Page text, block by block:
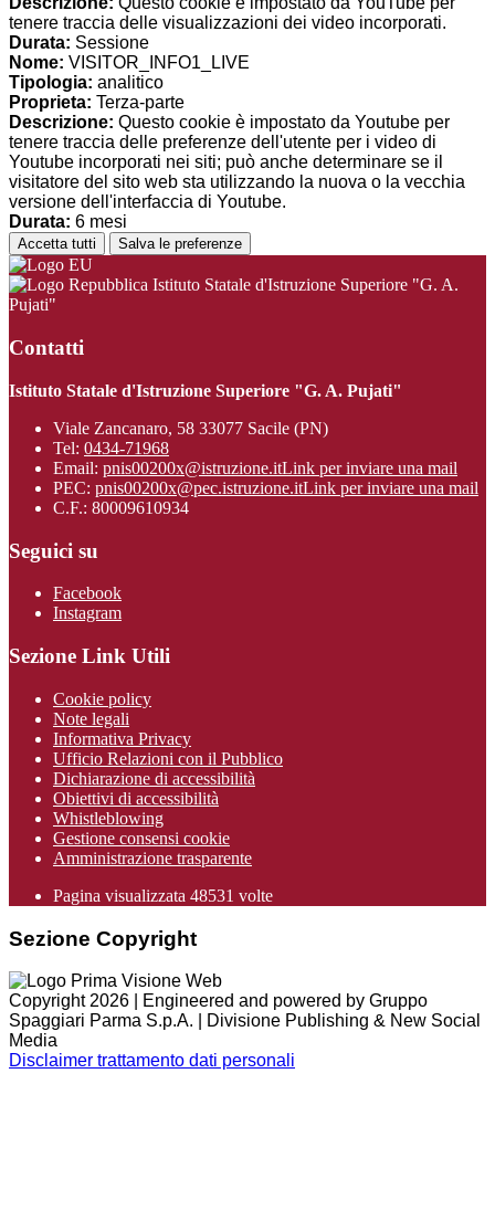
tenere traccia delle visualizzazioni dei video incorporati.
Durata: Sessione
Nome: VISITOR_INFO1_LIVE
Tipologia: analitico
Proprieta: Terza-parte
Descrizione: Questo cookie è impostato da Youtube per
tenere traccia delle preferenze dell'utente per i video di
Youtube incorporati nei siti; può anche determinare se il
visitatore del sito web sta utilizzando la nuova o la vecchia
versione dell'interfaccia di Youtube.
Durata: 6 mesi
Accetta tutti Salva le preferenze
Istituto Statale d'Istruzione Superiore "G. A.
Pujati"
Contatti
Istituto Statale d'Istruzione Superiore "G. A. Pujati"
Viale Zancanaro, 58 33077 Sacile (PN)
Tel: 0434-71968
Email: pnis00200x@istruzione.itLink per inviare una mail
PEC: pnis00200x@pec.istruzione.itLink per inviare una mail
C.F.: 80009610934
Seguici su
Facebook
Instagram
Sezione Link Utili
Cookie policy
Note legali
Informativa Privacy
Ufficio Relazioni con il Pubblico
Dichiarazione di accessibilità
Obiettivi di accessibilità
Whistleblowing
Gestione consensi cookie
Amministrazione trasparente
Pagina visualizzata 48531 volte
Sezione Copyright
Copyright 2026 | Engineered and powered by Gruppo
Spaggiari Parma S.p.A. | Divisione Publishing & New Social
Media
Disclaimer trattamento dati personali